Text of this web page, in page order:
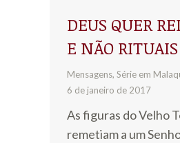
DEUS QUER
E NÃO RITUAIS
Mensagens, Série em
6 de janeiro de 2017
As figuras do Velho
remetiam a um